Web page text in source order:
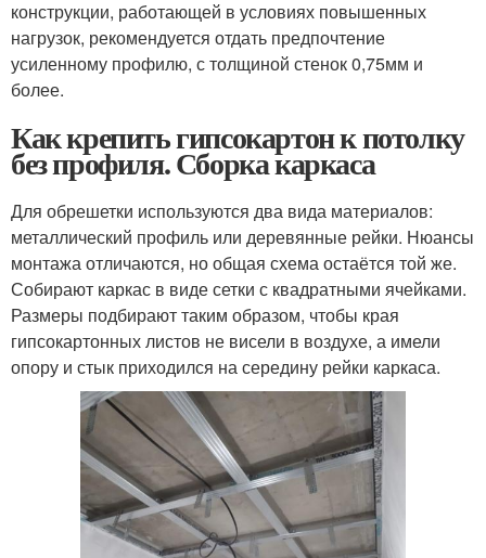
конструкции, работающей в условиях повышенных
нагрузок, рекомендуется отдать предпочтение
усиленному профилю, с толщиной стенок 0,75мм и
более.
Как крепить гипсокартон к потолку
без профиля. Сборка каркаса
Для обрешетки используются два вида материалов:
металлический профиль или деревянные рейки. Нюансы
монтажа отличаются, но общая схема остаётся той же.
Собирают каркас в виде сетки с квадратными ячейками.
Размеры подбирают таким образом, чтобы края
гипсокартонных листов не висели в воздухе, а имели
опору и стык приходился на середину рейки каркаса.